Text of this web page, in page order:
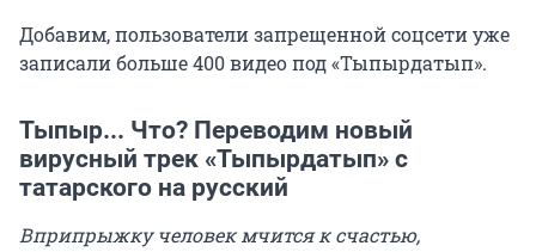
Добавим, пользователи запрещенной соцсети уже
записали больше 400 видео под «Тыпырдатып».
Тыпыр... Что? Переводим новый
вирусный трек «Тыпырдатып» с
татарского на русский
Вприпрыжку человек мчится к счастью,